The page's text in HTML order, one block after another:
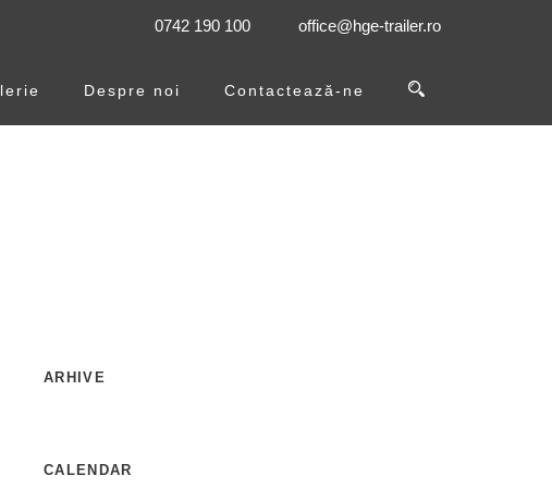
0742 190 100 office@hge-trailer.ro
Despre noi Contactează-ne
ARHIVE
CALENDAR